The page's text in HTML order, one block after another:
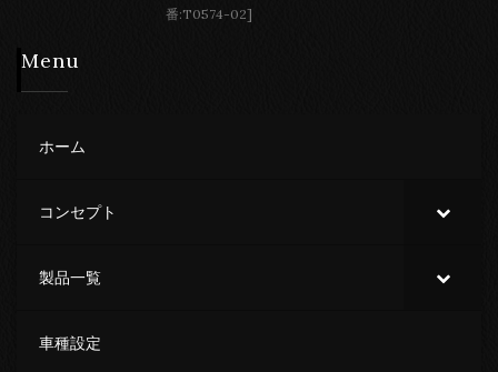
番:T0574-02]
Menu
ホーム
コンセプト
製品一覧
車種設定